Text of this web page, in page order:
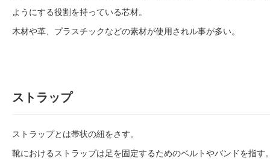
ようにする役割を持っている芯材。
木材や革、プラスチックなどの素材が使用されル事が多い。
ストラップ
ストラップとは帯状の紐をさす。
靴におけるストラップは足を固定するためのベルトやバンドを指す